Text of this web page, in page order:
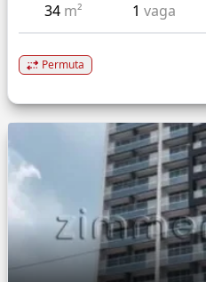
34 m² 1 vaga
Permuta